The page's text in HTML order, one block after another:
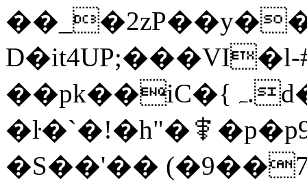
��pk��iC�{ہ.d���2����S4�9��2�ef�0��L���]�{���6^qu��R�sO�G��V�k2b!
�S��'��